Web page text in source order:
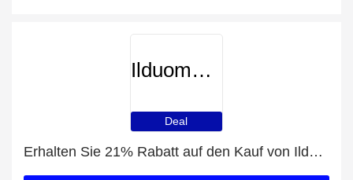
Ilduomonovara
Deal
Erhalten Sie 21% Rabatt auf den Kauf von Ilduomonovara